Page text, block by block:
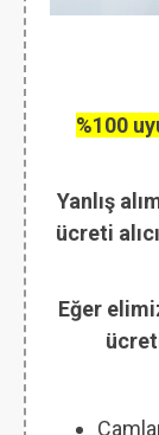
%100
Yanlış
ücreti
Eğer